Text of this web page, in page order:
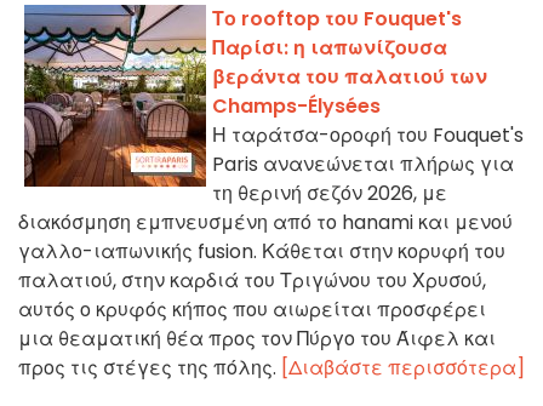
Το rooftop του Fouquet's
Παρίσι: η ιαπωνίζουσα
βεράντα του παλατιού των
Champs-Élysées
Η ταράτσα-οροφή του Fouquet's
Paris ανανεώνεται πλήρως για
τη θερινή σεζόν 2026, με
διακόσμηση εμπνευσμένη από το hanami και μενού
γαλλο-ιαπωνικής fusion. Κάθεται στην κορυφή του
παλατιού, στην καρδιά του Τριγώνου του Χρυσού,
αυτός ο κρυφός κήπος που αιωρείται προσφέρει
μια θεαματική θέα προς τον Πύργο του Άιφελ και
προς τις στέγες της πόλης. [Διαβάστε περισσότερα]